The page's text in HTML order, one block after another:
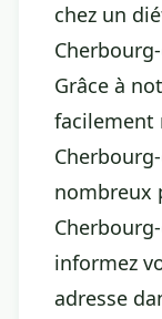
chez un
Grâce à
facilement
nombreux
informez
adresse